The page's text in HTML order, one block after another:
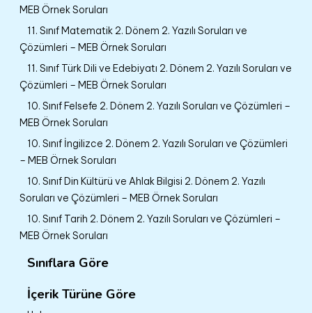
MEB Örnek Soruları
11. Sınıf Matematik 2. Dönem 2. Yazılı Soruları ve
Çözümleri – MEB Örnek Soruları
11. Sınıf Türk Dili ve Edebiyatı 2. Dönem 2. Yazılı Soruları ve
Çözümleri – MEB Örnek Soruları
10. Sınıf Felsefe 2. Dönem 2. Yazılı Soruları ve Çözümleri –
MEB Örnek Soruları
10. Sınıf İngilizce 2. Dönem 2. Yazılı Soruları ve Çözümleri
– MEB Örnek Soruları
10. Sınıf Din Kültürü ve Ahlak Bilgisi 2. Dönem 2. Yazılı
Soruları ve Çözümleri – MEB Örnek Soruları
10. Sınıf Tarih 2. Dönem 2. Yazılı Soruları ve Çözümleri –
MEB Örnek Soruları
Sınıflara Göre
İçerik Türüne Göre